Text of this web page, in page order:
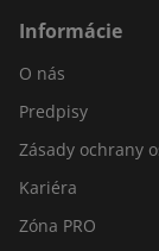
Informácie
O nás
Predpisy
Zásady ochrany
Kariéra
Zóna PRO